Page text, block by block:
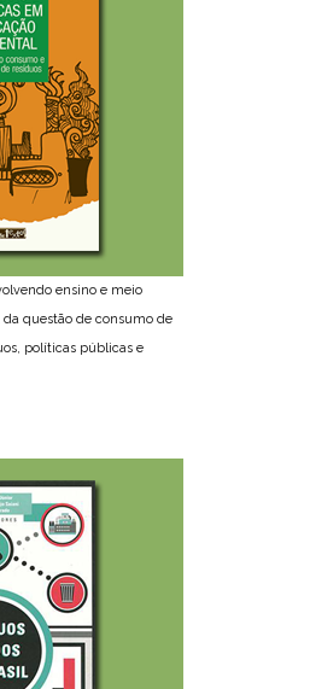
ensino e meio
questão de consumo de
políticas públicas e